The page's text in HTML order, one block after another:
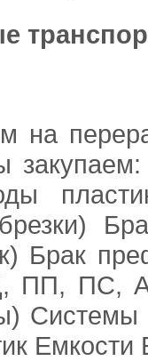
на
Брак
ПС,
Емкости